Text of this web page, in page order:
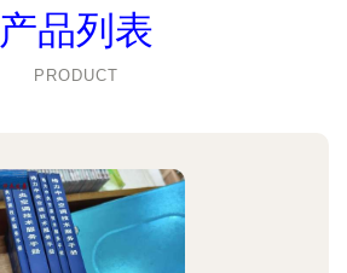
产品列表
PRODUCT